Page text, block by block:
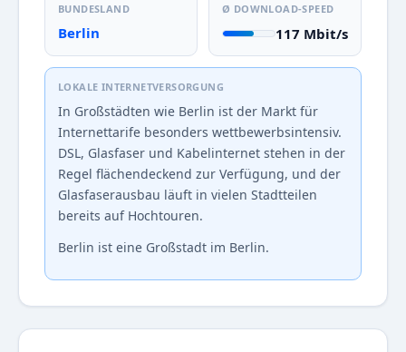
BUNDESLAND
Berlin
Ø DOWNLOAD-SPEED
117 Mbit/s
LOKALE INTERNETVERSORGUNG
In Großstädten wie Berlin ist der Markt für
Internettarife besonders wettbewerbsintensiv.
DSL, Glasfaser und Kabelinternet stehen in der
Regel flächendeckend zur Verfügung, und der
Glasfaserausbau läuft in vielen Stadtteilen
bereits auf Hochtouren.
Berlin ist eine Großstadt im Berlin.